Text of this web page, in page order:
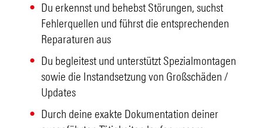
Du erkennst und behebst Störungen, suchst
Fehlerquellen und führst die entsprechenden
Reparaturen aus
Du begleitest und unterstützt Spezialmontagen
sowie die Instandsetzung von Großschäden /
Updates
Durch deine exakte Dokumentation deiner